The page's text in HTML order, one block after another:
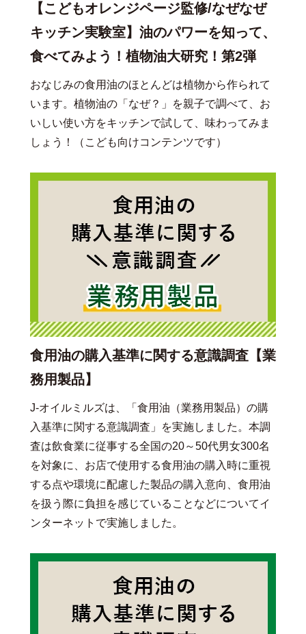
【こどもオレンジページ監修/なぜなぜ
キッチン実験室】油のパワーを知って、
食べてみよう！植物油大研究！第2弾
おなじみの食用油のほとんどは植物から作られて
います。植物油の「なぜ？」を親子で調べて、お
いしい使い方をキッチンで試して、味わってみま
しょう！（こども向けコンテンツです）
食用油の購入基準に関する意識調査【業
務用製品】
J-オイルミルズは、「食用油（業務用製品）の購
入基準に関する意識調査」を実施しました。本調
査は飲食業に従事する全国の20～50代男女300名
を対象に、お店で使用する食用油の購入時に重視
する点や環境に配慮した製品の購入意向、食用油
を扱う際に負担を感じていることなどについてイ
ンターネットで実施しました。